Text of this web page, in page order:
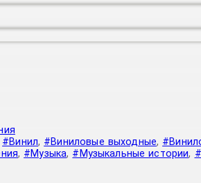
#Винил, #Виниловые выходные,
, #Музыка, #Музыкальные истории,